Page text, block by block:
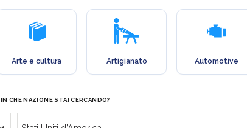
Arte e cultura Artigianato Automotive
IN CHE NAZIONE STAI CERCANDO?